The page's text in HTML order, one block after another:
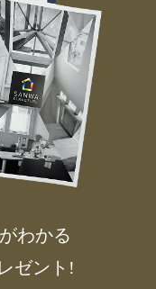
わかる
ゼント!